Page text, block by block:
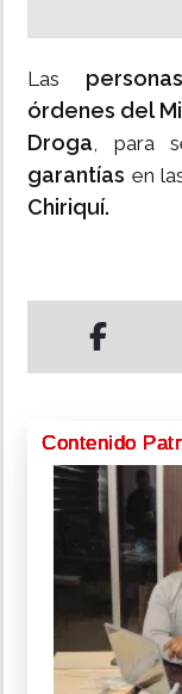
Las
órdenes del
Droga, para
garantías en
Chiriquí.
Contenido